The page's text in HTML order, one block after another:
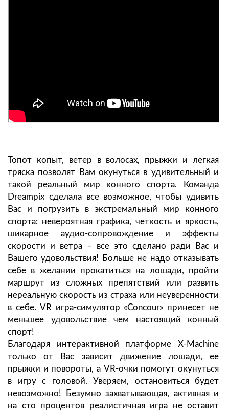
Топот копыт, ветер в волосах, прыжки и легкая
тряска позволят Вам окунуться в удивительный и
такой реальный мир конного спорта. Команда
Dreampix сделала все возможное, чтобы удивить
Вас и погрузить в экстремальный мир конного
спорта: невероятная графика, четкость и яркость,
шикарное аудио-сопровождение и эффекты
скорости и ветра – все это сделано ради Вас и
Вашего удовольствия! Больше не надо отказывать
себе в желании прокатиться на лошади, пройти
маршрут из сложных препятствий или развить
нереальную скорость из страха или неуверенности
в себе. VR игра-симулятор «Concour» принесет не
меньшее удовольствие чем настоящий конный
спорт!
Благодаря интерактивной платформе X-Machine
только от Вас зависит движение лошади, ее
прыжки и повороты, а VR-очки помогут окунуться
в игру с головой. Уверяем, остановиться будет
невозможно! Безумно захватывающая, активная и
на сто процентов реалистичная игра не оставит